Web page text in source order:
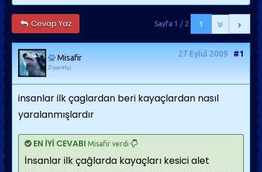
Cevap Yaz 1
Sayfa 1 / 2
Misafir
Ziyaretçi
27 Eylül 2009 #1
insanlar ilk çaglardan beri kayaçlardan nasıl
yaralanmışlardır
EN İYİ CEVABI Misafir verdi
İnsanlar ilk çağlarda kayaçları kesici alet